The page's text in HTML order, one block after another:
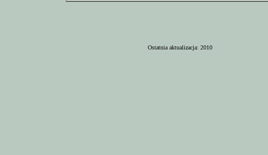
Ostatnia aktualizacja: 2010